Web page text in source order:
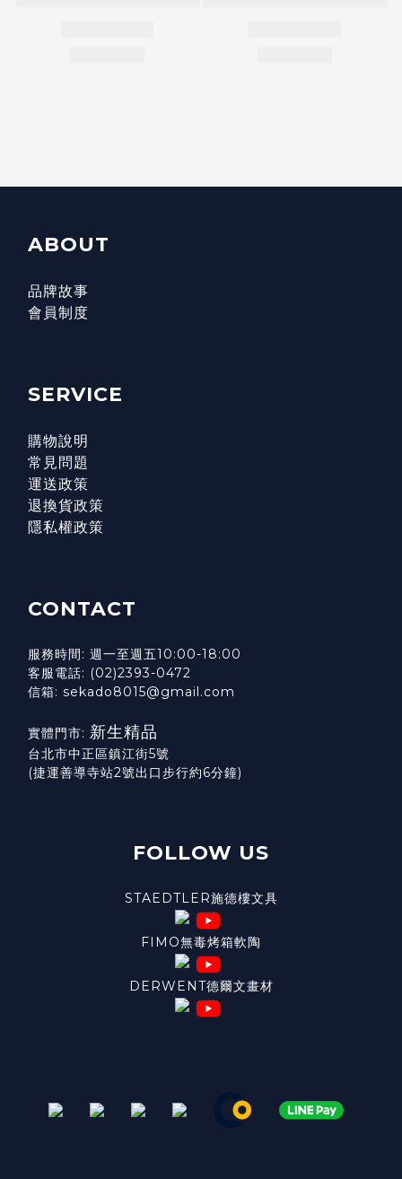
ABOUT
品牌故事
會員制度
SERVICE
購物說明
常見問題
運送政策
退換貨政策
隱私權政策
CONTACT
服務時間: 週一至週五10:00-18:00
客服電話: (02)2393-0472
信箱: sekado8015@gmail.com
實體門市: 新生精品
台北市中正區鎮江街5號
(捷運善導寺站2號出口步行約6分鐘)
FOLLOW US
STAEDTLER施德樓文具
FIMO無毒烤箱軟陶
DERWENT德爾文畫材